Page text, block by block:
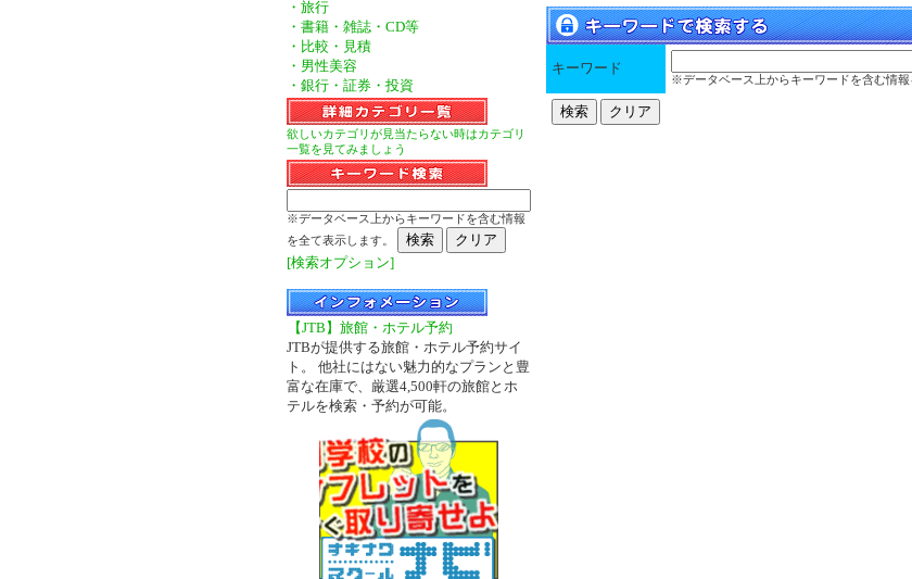
・旅行
・書籍・雑誌・CD等
・比較・見積
・男性美容
・銀行・証券・投資
欲しいカテゴリが見当たらない時はカテゴリ
一覧を見てみましょう
※データベース上からキーワードを含む情報
を全て表示します。
[検索オプション]
【JTB】旅館・ホテル予約
JTBが提供する旅館・ホテル予約サイ
ト。 他社にはない魅力的なプランと豊
富な在庫で、厳選4,500軒の旅館とホ
テルを検索・予約が可能。
キーワード
※データベース上からキーワードを含む情報